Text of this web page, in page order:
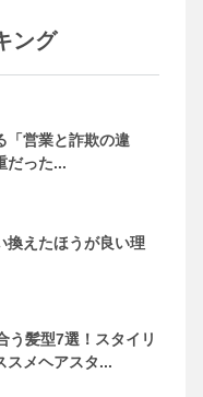
ング
「営業と詐欺の違
だった...
換えたほうが良い理
う髪型7選！スタイリ
スメヘアスタ...